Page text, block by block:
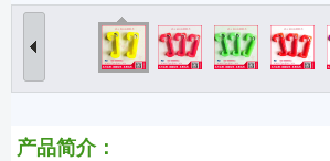
产品简介：